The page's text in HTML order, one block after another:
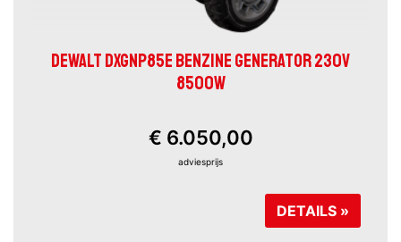
DEWALT DXGNP85E BENZINE GENERATOR 230V
8500W
€ 6.050,00
adviesprijs
DETAILS »